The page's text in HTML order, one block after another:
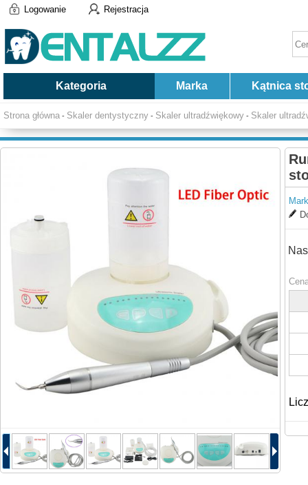
Logowanie Rejestracja
Kategoria Marka Kątnica
Strona główna - Skaler dentystyczny - Skaler ultradźwiękowy - Skaler